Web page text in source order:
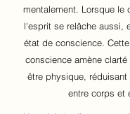
mentalement. Lorsque le
l'esprit se relâche aussi,
état de conscience.
conscience amène
être physique, réduisant
entre corps et